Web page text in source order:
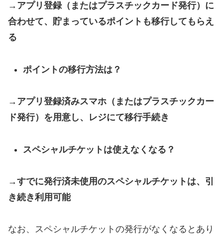
→アプリ登録（またはプラスチックカード発行）に
合わせて、貯まっているポイントも移行してもらえ
る
ポイントの移行方法は？
→アプリ登録済みスマホ（またはプラスチックカー
ド発行）を用意し、レジにて移行手続き
スペシャルチケットは使えなくなる？
→すでに発行済未使用のスペシャルチケットは、引
き続き利用可能
なお、スペシャルチケットの発行がなくなるとあり